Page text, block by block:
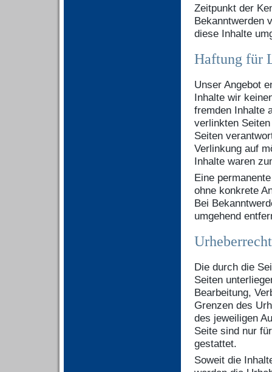
Zeitpunkt der
Bekanntwerden
diese Inhalte
Haftung für
Unser Angebot
Inhalte wir
fremden Inhalte
verlinkten
Seiten
Verlinkung auf
Inhalte waren
Eine
ohne konkrete
Bei
umgehend
Urheberrecht
Die durch die
Seiten
Bearbeitung,
Grenzen des
des jeweiligen
Seite sind nur
gestattet.
Soweit die